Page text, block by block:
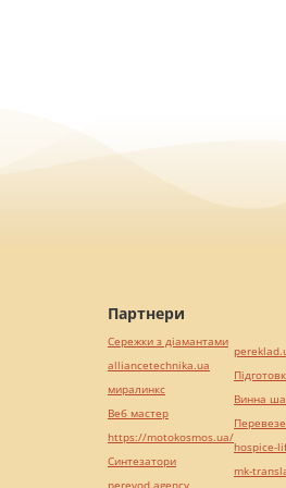
Партнери
Сережки з діамантами
alliancetechnika.ua
миралинкс
Веб мастер
https://motokosmos.ua/
Синтезатори
perevod.agency
Винна
hospice-
mk-